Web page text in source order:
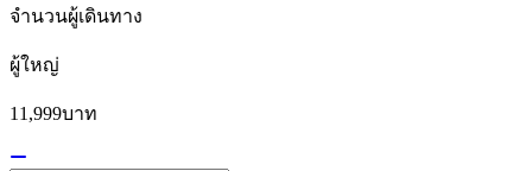
จำนวนผู้เดินทาง
ผู้ใหญ่
11,999บาท